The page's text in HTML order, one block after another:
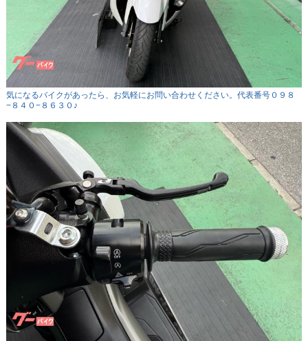
気になるバイクがあったら、お気軽にお問い合わせください。代表番号０９８
−８４０−８６３０♪